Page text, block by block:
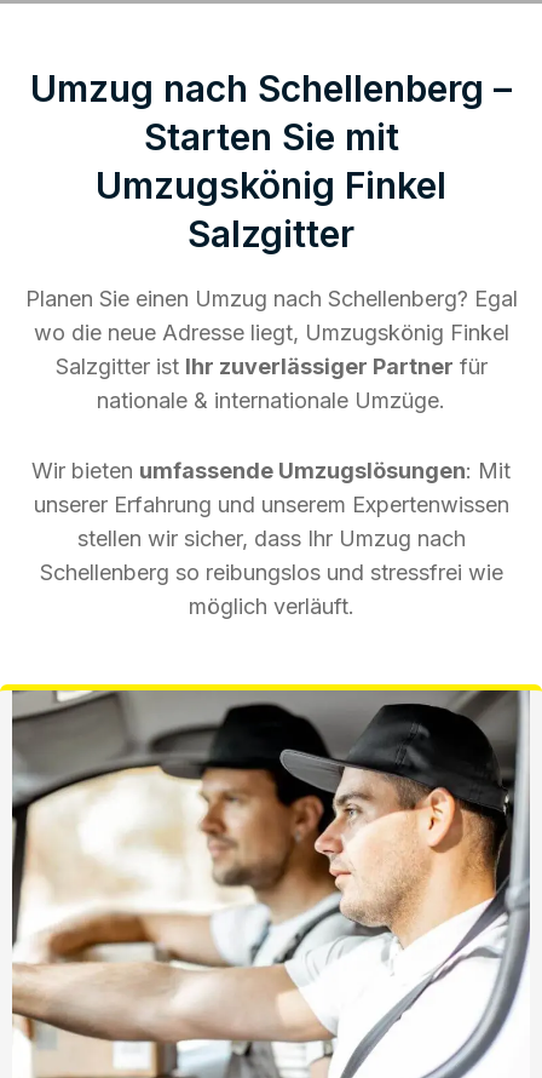
Umzug nach Schellenberg –
Starten Sie mit
Umzugskönig Finkel
Salzgitter
Planen Sie einen Umzug nach Schellenberg? Egal
wo die neue Adresse liegt, Umzugskönig Finkel
Salzgitter ist Ihr zuverlässiger Partner für
nationale & internationale Umzüge.
Wir bieten umfassende Umzugslösungen: Mit
unserer Erfahrung und unserem Expertenwissen
stellen wir sicher, dass Ihr Umzug nach
Schellenberg so reibungslos und stressfrei wie
möglich verläuft.